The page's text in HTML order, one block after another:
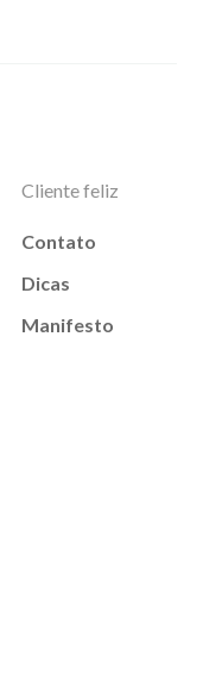
Cliente feliz
Contato
Dicas
Manifesto